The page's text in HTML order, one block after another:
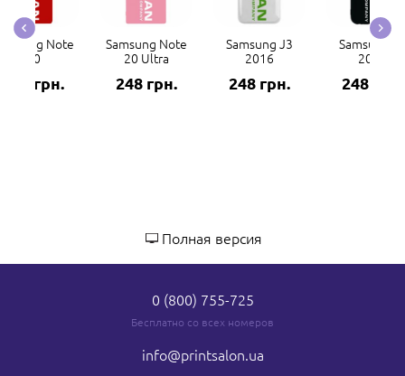
Note
20
248 грн.
Samsung Note
20 Ultra
248 грн.
Samsung J3
2016
248 грн.
Samsung J3
2017
248 грн.
Полная версия
0 (800) 755-725
Бесплатно со всех номеров
info@printsalon.ua